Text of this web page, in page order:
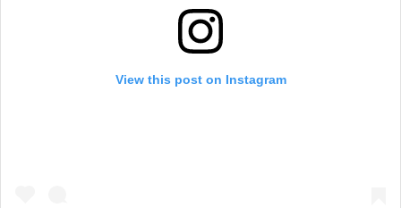
View this post on Instagram